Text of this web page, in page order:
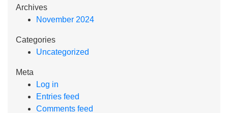
Archives
November 2024
Categories
Uncategorized
Meta
Log in
Entries feed
Comments feed